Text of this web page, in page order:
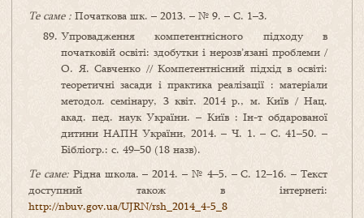
Те саме : Початкова шк. – 2013. – № 9. – С. 1–3.
Упровадження компетентнісного підходу в
початковій освіті: здобутки і нерозв’язані проблеми /
О. Я. Савченко // Компетентнісний підхід в освіті:
теоретичні засади і практика реалізації : матеріали
методол. семінару, 3 квіт. 2014 р., м. Київ / Нац.
акад. пед. наук України. – Київ : Ін-т обдарованої
дитини НАПН України, 2014. – Ч. 1. – С. 41–50. –
Бібліогр.: с. 49–50 (18 назв).
Те саме:Рідна школа. – 2014. – № 4–5. – С. 12–16. – Текст
доступний також в інтернеті:
http://nbuv.gov.ua/UJRN/rsh_2014_4-5_8